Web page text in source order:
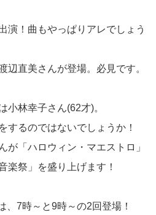
演！曲もやっぱりアレでしょう
辺直美さんが登場。必見です。
小林幸子さん(62才)。
するのではないでしょうか！
が「ハロウィン・マエストロ」
楽祭」を盛り上げます！
、7時～と9時～の2回登場！